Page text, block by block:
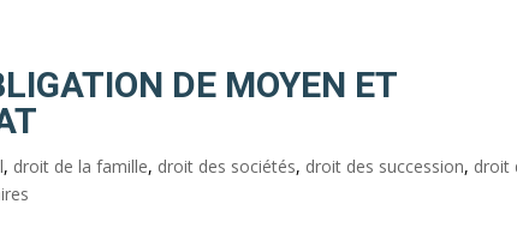
DE MOYEN ET
, droit de la famille, droit des sociétés, droit des succession, droit